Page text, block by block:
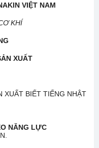
VIỆT NAM
KHÍ
XUẤT
BIẾT TIẾNG NHẬT
NĂNG LỰC